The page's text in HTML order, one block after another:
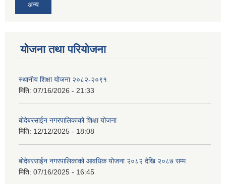
अन्य
योजना तथा परियोजना
स्थानीय शिक्षा योजना २०८२-२०९१
मिति: 07/16/2026 - 21:33
बोदेबरसाईन नगरपालिकाको शिक्षा योजना
मिति: 12/12/2025 - 18:08
बोदेबरसाईन नगरपालिकाको आवधिक योजना २०८२ देखि २०८७ सम्म
मिति: 07/16/2025 - 16:45